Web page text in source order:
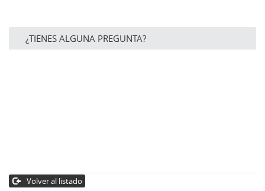
¿TIENES ALGUNA PREGUNTA?
Volver al listado